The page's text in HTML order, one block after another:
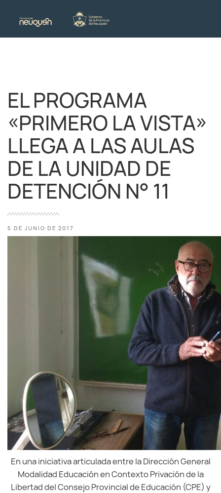
EL PROGRAMA
«PRIMERO LA VISTA»
LLEGA A LAS AULAS
DE LA UNIDAD DE
DETENCIÓN N° 11
5 DE JUNIO DE 2017
En una iniciativa articulada entre la Dirección General
Modalidad Educación en Contexto Privación de la
Libertad del Consejo Provincial de Educación (CPE) y